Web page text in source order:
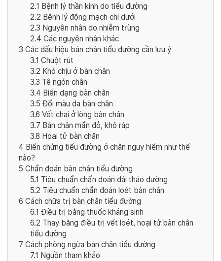
2.1 Bệnh lý thần kinh do tiểu đường
2.2 Bệnh lý động mạch chi dưới
2.3 Nguyên nhân do nhiễm trùng
2.4 Các nguyên nhân khác
3 Các dấu hiệu bàn chân tiểu đường cần lưu ý
3.1 Chuột rút
3.2 Khó chịu ở bàn chân
3.3 Tê ngón chân
3.4 Biến dạng bàn chân
3.5 Đổi màu da bàn chân
3.6 Vết chai ở lòng bàn chân
3.7 Bàn chân mẩn đỏ, khô ráp
3.8 Hoại tử bàn chân
4 Biến chứng tiểu đường ở chân nguy hiểm như thế
nào?
5 Chẩn đoán bàn chân tiểu đường
5.1 Tiêu chuẩn chẩn đoán đái tháo đường
5.2 Tiêu chuẩn chẩn đoán loét bàn chân
6 Cách chữa trị bàn chân tiểu đường
6.1 Điều trị bằng thuốc kháng sinh
6.2 Thay băng điều trị vết loét, hoại tử bàn chân
tiểu đường
7 Cách phòng ngừa bàn chân tiểu đường
7.1 Nguồn tham khảo